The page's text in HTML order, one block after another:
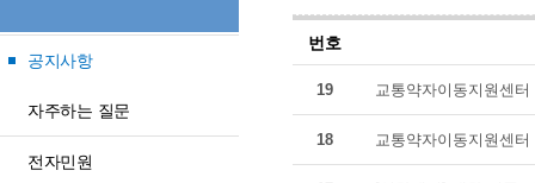
공지사항
자주하는 질문
전자민원
번호
19 교통약자이동지원센
18 교통약자이동지원센